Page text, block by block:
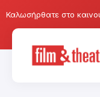
Καλωσήρθατε στο